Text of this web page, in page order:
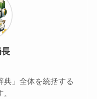
典」全体を統括する